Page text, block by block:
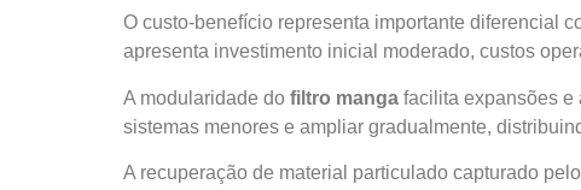
O custo-benefício representa importante diferencial
apresenta investimento inicial moderado, custos
A modularidade do filtro manga facilita expansões e
sistemas menores e ampliar gradualmente,
A recuperação de material particulado capturado pelo